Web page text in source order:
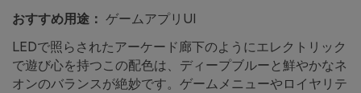
おすすめ用途： ゲームアプリUI
LEDで照らされたアーケード廊下のようにエレクトリック
で遊び心を持つこの配色は、ディープブルーと鮮やかなネ
オンのバランスが絶妙です。ゲームメニューやロイヤリテ